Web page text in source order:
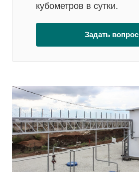
кубометров в сутки.
Задать вопрос